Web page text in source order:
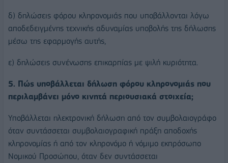
δ) δηλώσεις φόρου κληρονομιάς που υποβάλλονται λόγω
αποδεδειγμένης τεχνικής αδυναμίας υποβολής της δήλωσης
μέσω της εφαρμογής αυτής,
ε) δηλώσεις συνένωσης επικαρπίας με ψιλή κυριότητα.
5. Πώς υποβάλλεται δήλωση φόρου κληρονομιάς που
περιλαμβάνει μόνο κινητά περιουσιακά στοιχεία;
Υποβάλλεται ηλεκτρονική δήλωση από τον συμβολαιογράφο
όταν συντάσσεται συμβολαιογραφική πράξη αποδοχής
κληρονομίας ή από τον κληρονόμο ή νόμιμο εκπρόσωπο
Νομικού Προσώπου, όταν δεν συντάσσεται